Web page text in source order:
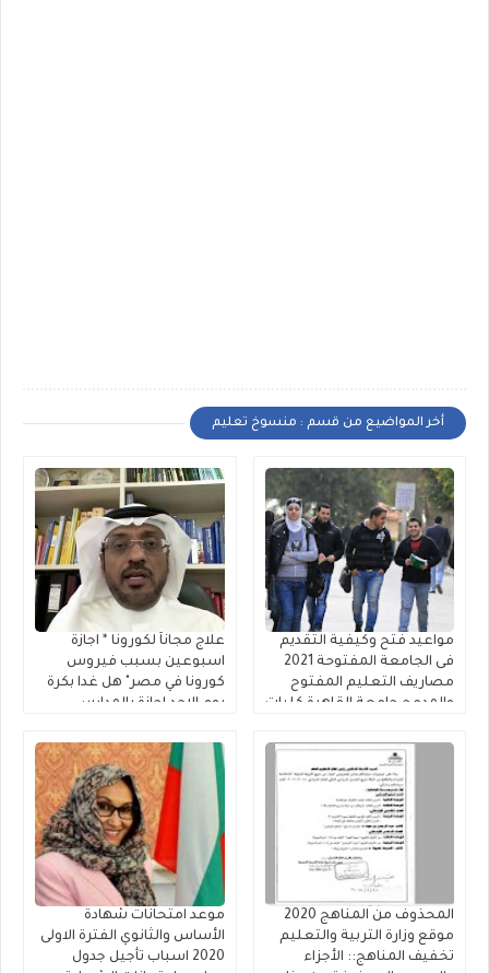
أخر المواضيع من قسم : منسوخ تعليم
مواعيد فتح وكيفية التقديم
فى الجامعة المفتوحة 2021
مصاريف التعليم المفتوح
والمدمج جامعة القاهرة كليات
الآداب – دار العلوم – رياض
الأطفال “ رسوم استمارة
المقابلة الشخصية
علاج مجاناً لكورونا * اجازة
اسبوعين بسبب فيروس
كورونا في مصر" هل غدا بكرة
يوم الاحد اجازة بالمدارس
والإمارات - اخبار عطلة في
المدارس والجامعات يوم
السبت والاحد 2020 اخر اخبار
الطقس اليوم ~ اسباب
الأعاصير فى مصر واجازة
للطلاب وتلاميذ المدارس
تاجيل الدراسه في مصر
المحذوف من المناهج 2020
موقع وزارة التربية والتعليم
تخفيف المناهج:: الأجزاء
موعد امتحانات شهادة
الأساس والثانوي الفترة الاولى
2020 اسباب تأجيل جدول